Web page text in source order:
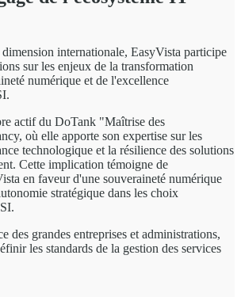
internationale, EasyVista participe
sur les enjeux de la transformation
numérique et de l'excellence
actif du DoTank "Maîtrise des
où elle apporte son expertise sur les
technologique et la résilience des solutions
Cette implication témoigne de
en faveur d'une souveraineté numérique
stratégique dans les choix
des grandes entreprises et administrations,
les standards de la gestion des services